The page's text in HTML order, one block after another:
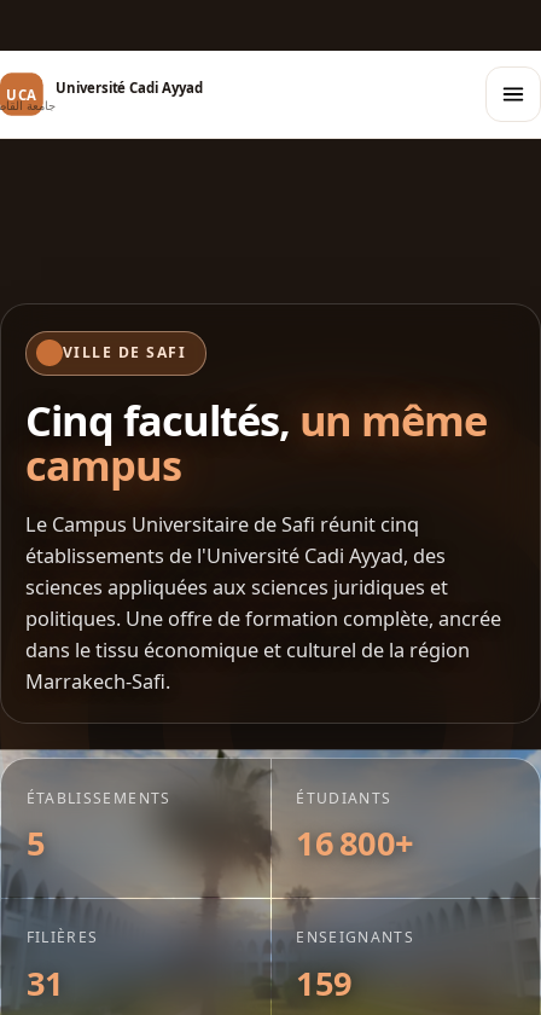
UCA Université Cadi Ayyad
جامعة
VILLE DE SAFI
Cinq facultés, un même
campus
Le Campus Universitaire de Safi réunit cinq
établissements de l'Université Cadi Ayyad, des
sciences appliquées aux sciences juridiques et
politiques. Une offre de formation complète, ancrée
dans le tissu économique et culturel de la région
Marrakech-Safi.
ÉTABLISSEMENTS
5
ÉTUDIANTS
16 800+
FILIÈRES
31
ENSEIGNANTS
159